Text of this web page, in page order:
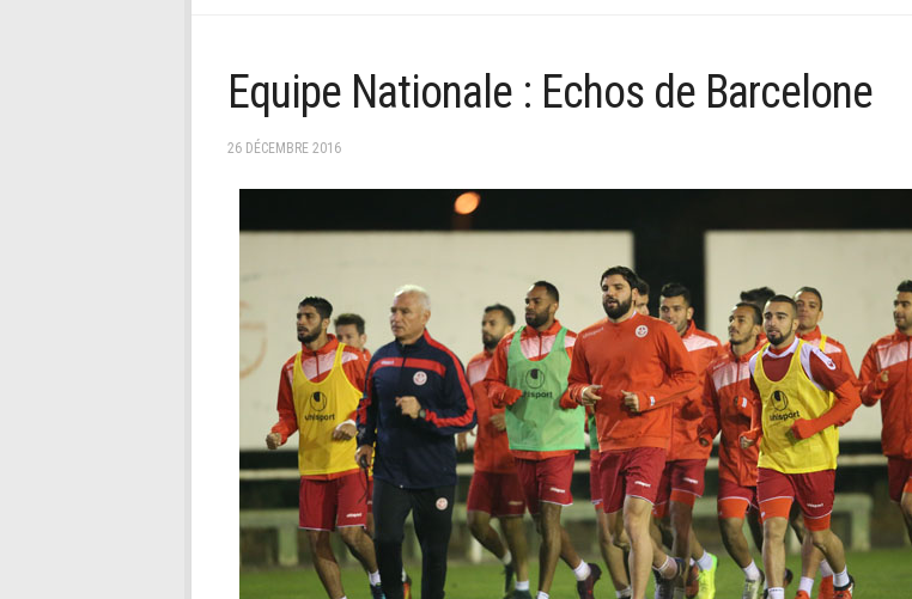
Equipe Nationale : Echos de Barcelone
26 DÉCEMBRE 2016